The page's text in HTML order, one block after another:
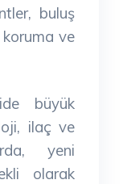
buluş
koruma ve
büyük
ilaç ve
yeni
olarak